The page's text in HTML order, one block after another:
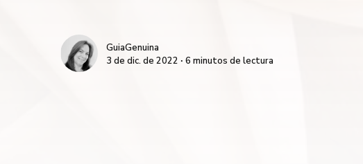
GuiaGenuina
3 de dic. de 2022 ∙ 6 minutos de lectura